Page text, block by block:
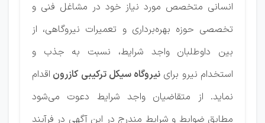
انسانی متخصص مورد نیاز خود در مشاغل فنی و
تخصصی حوزه بهره‌برداری و تعمیرات نیروگاهی، از
بین داوطلبان واجد شرایط، نسبت به جذب و
استخدام نیرو برای نیروگاه سیکل ترکیبی کازرون اقدام
نماید. از متقاضیان واجد شرایط دعوت می‌شود
مطابق ضوابط و شرایط مندرج در این آگهی در فرآیند